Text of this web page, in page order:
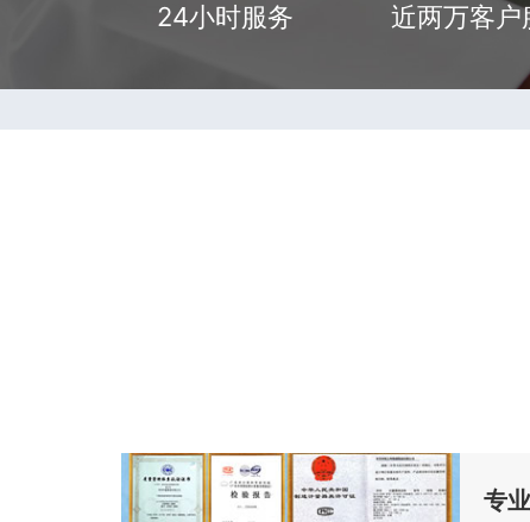
24小时服务
近两万客户
专